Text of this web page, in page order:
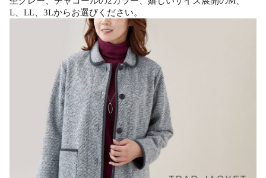
L、LL、3Lからお選びください。